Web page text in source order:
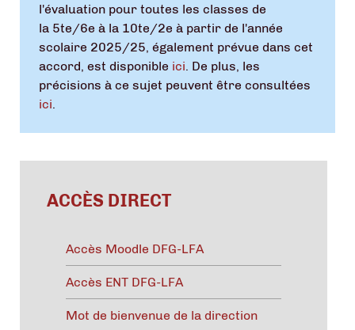
l'évaluation pour toutes les classes de
la 5te/6e à la 10te/2e à partir de l'année
scolaire 2025/25, également prévue dans cet
accord, est disponible ici. De plus, les
précisions à ce sujet peuvent être consultées
ici.
ACCÈS DIRECT
Accès Moodle DFG-LFA
Accès ENT DFG-LFA
Mot de bienvenue de la direction